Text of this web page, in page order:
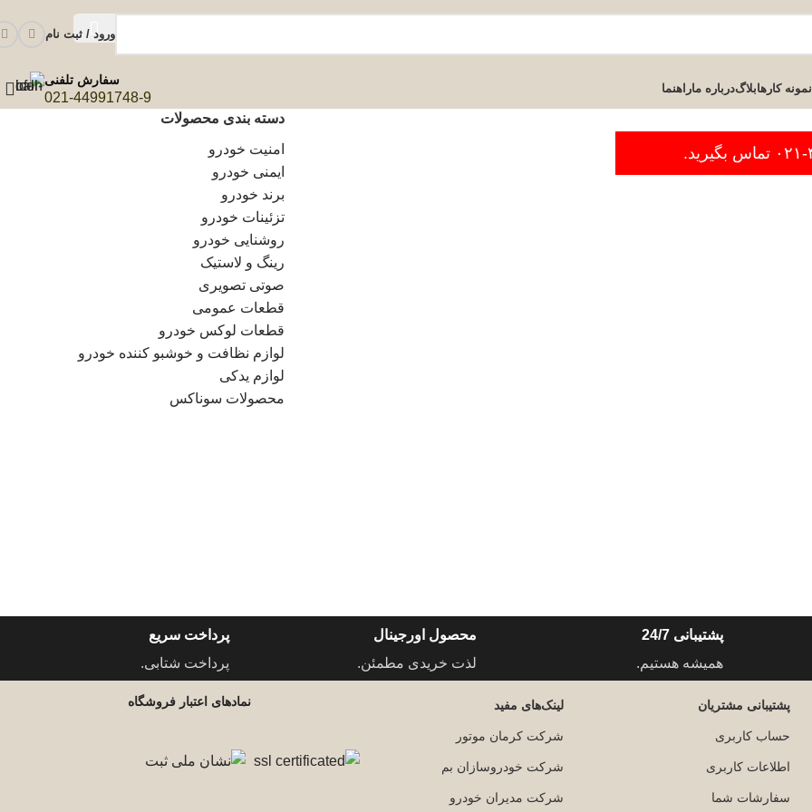
ورود / ثبت نام
نمونه کارهابلاگدرباره ماراهنما
سفارش تلفنی
021-44991748-9
دسته بندی محصولات
امنیت خودرو
ایمنی خودرو
برند خودرو
تزئینات خودرو
روشنایی خودرو
رینگ و لاستیک
صوتی تصویری
قطعات عمومی
قطعات لوکس خودرو
لوازم نظافت و خوشبو کننده خودرو
لوازم یدکی
محصولات سوناکس
پشتیبانی 24/7
همیشه هستیم.
محصول اورجینال
لذت خریدی مطمئن.
پرداخت سریع
پرداخت شتابی.
پشتیبانی مشتریان
حساب کاربری
اطلاعات کاربری
سفارشات شما
لینک‌های مفید
شرکت کرمان موتور
شرکت خودروسازان بم
شرکت مدیران خودرو
نمادهای اعتبار فروشگاه